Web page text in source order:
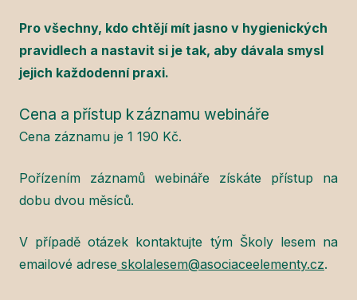
Pro všechny, kdo chtějí mít jasno v hygienických
pravidlech a nastavit si je tak, aby dávala smysl
jejich každodenní praxi.
Cena a přístup k záznamu webináře
Cena záznamu je 1 190 Kč.
Pořízením záznamů webináře získáte přístup na
dobu dvou měsíců.
V případě otázek kontaktujte tým Školy lesem na
emailové adrese skolalesem@asociaceelementy.cz.